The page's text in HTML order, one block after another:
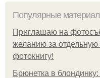
Популярные
Приглашаю на
желанию за
фотокнигу!
Брюнетка в